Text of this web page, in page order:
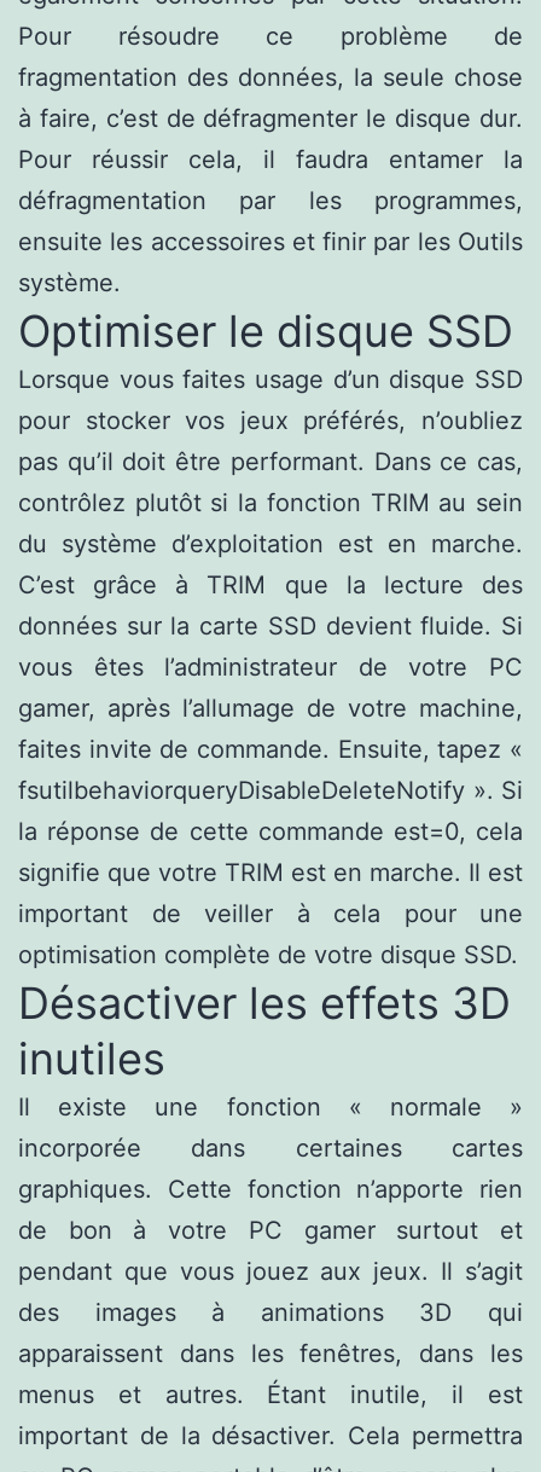
Pour résoudre ce problème de
fragmentation des données, la seule chose
à faire, c’est de défragmenter le disque dur.
Pour réussir cela, il faudra entamer la
défragmentation par les programmes,
ensuite les accessoires et finir par les Outils
système.
Optimiser le disque SSD
Lorsque vous faites usage d’un disque SSD
pour stocker vos jeux préférés, n’oubliez
pas qu’il doit être performant. Dans ce cas,
contrôlez plutôt si la fonction TRIM au sein
du système d’exploitation est en marche.
C’est grâce à TRIM que la lecture des
données sur la carte SSD devient fluide. Si
vous êtes l’administrateur de votre PC
gamer, après l’allumage de votre machine,
faites invite de commande. Ensuite, tapez «
fsutilbehaviorqueryDisableDeleteNotify ». Si
la réponse de cette commande est=0, cela
signifie que votre TRIM est en marche. Il est
important de veiller à cela pour une
optimisation complète de votre disque SSD.
Désactiver les effets 3D
inutiles
Il existe une fonction « normale »
incorporée dans certaines cartes
graphiques. Cette fonction n’apporte rien
de bon à votre PC gamer surtout et
pendant que vous jouez aux jeux. Il s’agit
des images à animations 3D qui
apparaissent dans les fenêtres, dans les
menus et autres. Étant inutile, il est
important de la désactiver. Cela permettra